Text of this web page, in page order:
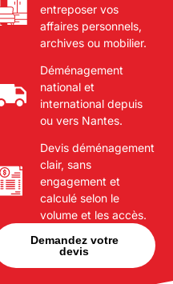
entreposer vos
affaires personnels,
archives ou mobilier.
Déménagement
national et
international depuis
ou vers Nantes.
Devis déménagement
clair, sans
engagement et
calculé selon le
volume et les accès.
Demandez votre
devis